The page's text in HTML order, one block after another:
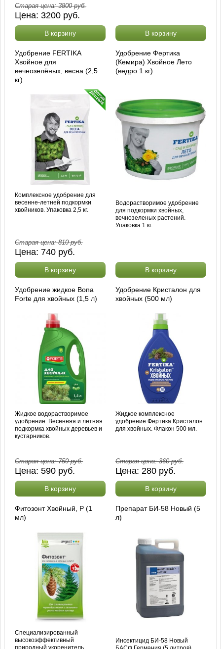
Старая цена:3800руб.
Цена:3200 руб.
В корзину В корзину
Удобрение FERTIKA
Хвойное для
вечнозелёных, весна (2,5
кг)
Комплексное удобрение для
весенне-летней подкормки
хвойников. Упаковка 2,5 кг.
Старая цена:810руб.
Цена: 740 руб.
В корзину
Удобрение Фертика
(Кемира) Хвойное Лето
(ведро 1 кг)
Водорастворимое удобрение
для подкормки хвойных,
вечнозеленых растений.
Упаковка 1 кг.
В корзину
Удобрение жидкое Bona
Forte для хвойных (1,5 л)
Жидкое водорастворимое
удобрение. Весенняя и летняя
подкормка хвойных деревьев и
кустарников.
Старая цена:750руб.
Цена:590 руб.
В корзину
Удобрение Кристалон для
хвойных (500 мл)
Жидкое комплексное
удобрение Фертика Кристалон
для хвойных. Флакон 500 мл.
Старая цена:360руб.
Цена: 280 руб.
В корзину
Фитозонт Хвойный, Р (1
мл)
Специализированный
высокоэффективный
природный укоренитель.
Препарат БИ-58 Новый (5
л)
Инсектицид БИ-58 Новый